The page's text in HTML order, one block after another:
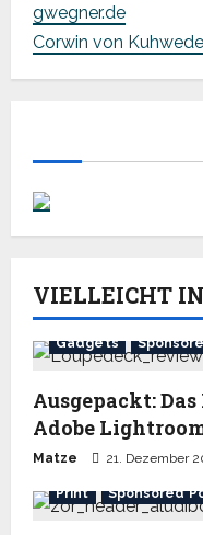
gwegner.de
Corwin von Kuhwede
VIELLEICHT
Gadgets
Ausgepackt:
Adobe
Matze 21. Dezember
Print Sponsored